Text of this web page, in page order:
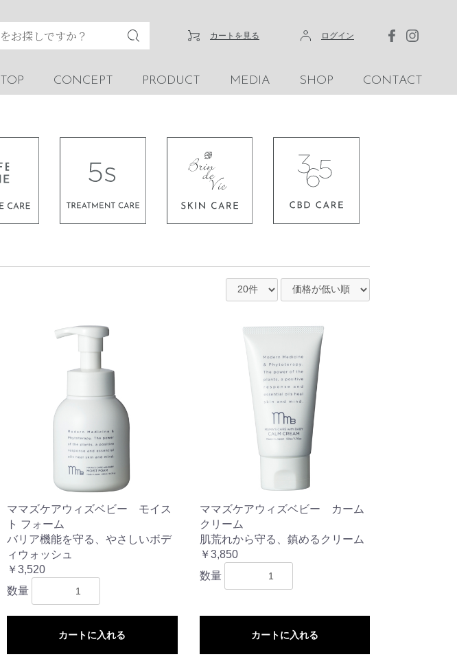
カートを見る ログイン
TOP CONCEPT PRODUCT MEDIA SHOP CONTACT
ママズケアウィズベビー モイス
ト フォーム
バリア機能を守る、やさしいボデ
ィウォッシュ
￥3,520
数量
カートに入れる
ママズケアウィズベビー カーム
クリーム
肌荒れから守る、鎮めるクリーム
￥3,850
数量
カートに入れる